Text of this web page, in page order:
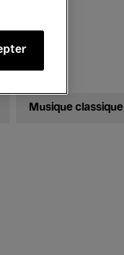
Musique classique